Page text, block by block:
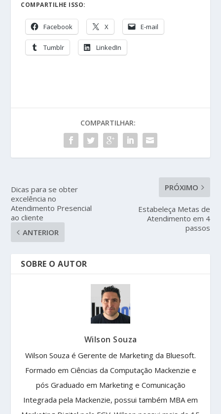
COMPARTILHE ISSO:
Facebook X E-mail
Tumblr LinkedIn
COMPARTILHAR:
Dicas para se obter
excelência no
Atendimento Presencial
ao cliente
ANTERIOR
PRÓXIMO
Estabeleça Metas de
Atendimento em 4
passos
SOBRE O AUTOR
Wilson Souza
Wilson Souza é Gerente de Marketing da Bluesoft.
Formado em Ciências da Computação Mackenzie e
pós Graduado em Marketing e Comunicação
Integrada pela Mackenzie, possui também MBA em